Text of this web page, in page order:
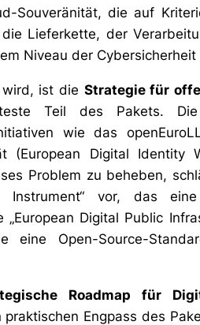
Souveränität, die auf
Lieferkette, der
Niveau der Cybersicherheit
ist die Strategie für
Teil des Pakets.
wie das
(European Digital Identity
Problem zu beheben,
Instrument“ vor, das
Digital Public
eine Open-Source-
Roadmap für
Engpass des